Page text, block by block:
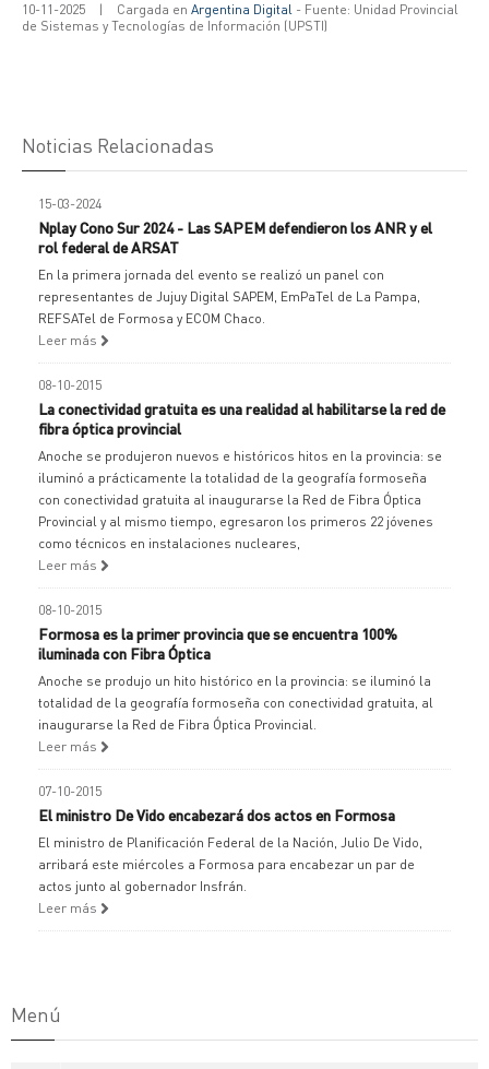
10-11-2025 | Cargada en Argentina Digital - Fuente: Unidad Provincial
de Sistemas y Tecnologías de Información (UPSTI)
Noticias Relacionadas
15-03-2024
Nplay Cono Sur 2024 - Las SAPEM defendieron los ANR y el
rol federal de ARSAT
En la primera jornada del evento se realizó un panel con
representantes de Jujuy Digital SAPEM, EmPaTel de La Pampa,
REFSATel de Formosa y ECOM Chaco.
Leer más
08-10-2015
La conectividad gratuita es una realidad al habilitarse la red de
fibra óptica provincial
Anoche se produjeron nuevos e históricos hitos en la provincia: se
iluminó a prácticamente la totalidad de la geografía formoseña
con conectividad gratuita al inaugurarse la Red de Fibra Óptica
Provincial y al mismo tiempo, egresaron los primeros 22 jóvenes
como técnicos en instalaciones nucleares,
Leer más
08-10-2015
Formosa es la primer provincia que se encuentra 100%
iluminada con Fibra Óptica
Anoche se produjo un hito histórico en la provincia: se iluminó la
totalidad de la geografía formoseña con conectividad gratuita, al
inaugurarse la Red de Fibra Óptica Provincial.
Leer más
07-10-2015
El ministro De Vido encabezará dos actos en Formosa
El ministro de Planificación Federal de la Nación, Julio De Vido,
arribará este miércoles a Formosa para encabezar un par de
actos junto al gobernador Insfrán.
Leer más
Menú